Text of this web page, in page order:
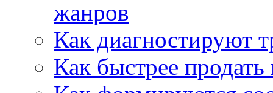
жанров
Как диагностируют
Как быстрее